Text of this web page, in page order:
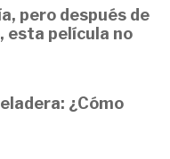
pero después de
esta película no
¿Cómo